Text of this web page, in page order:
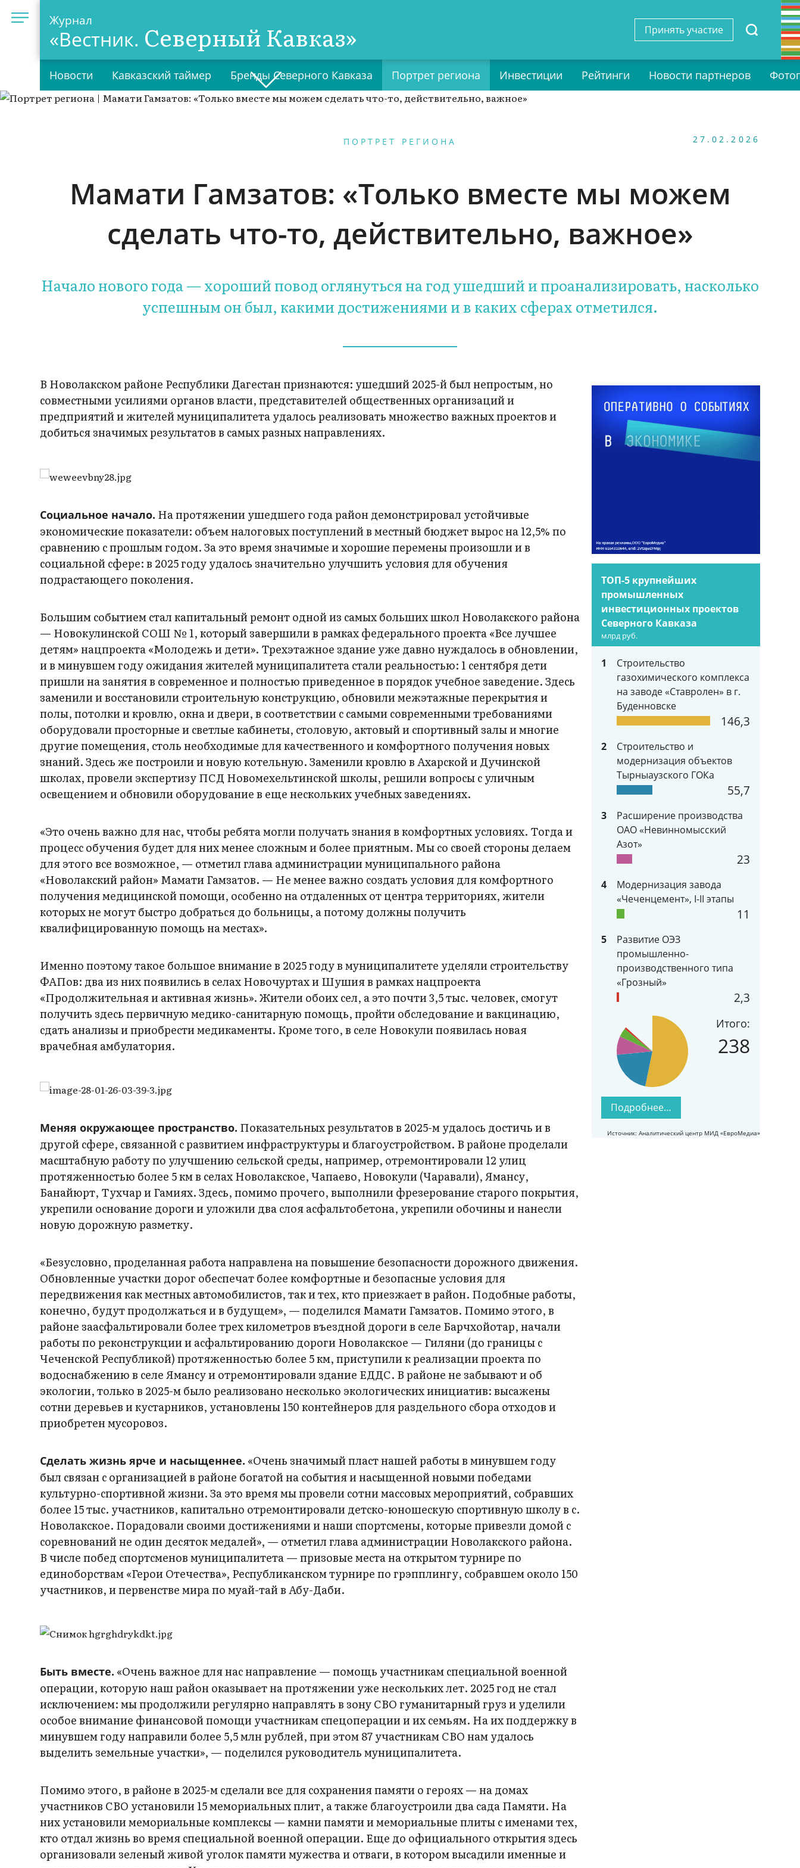
Журнал
«Вестник. Северный Кавказ» Принять участие
Новости Кавказский таймер Бренды Северного Кавказа Портрет региона Инвестиции Рейтинги Новости партнеров
ПОРТРЕТ РЕГИОНА 27.02.2026
Мамати Гамзатов: «Только вместе мы можем
сделать что-то, действительно, важное»
Начало нового года — хороший повод оглянуться на год ушедший и проанализировать, насколько
успешным он был, какими достижениями и в каких сферах отметился.
В Новолакском районе Республики Дагестан признаются: ушедший 2025-й был непростым, но
совместными усилиями органов власти, представителей общественных организаций и
предприятий и жителей муниципалитета удалось реализовать множество важных проектов и
добиться значимых результатов в самых разных направлениях.
Социальное начало. На протяжении ушедшего года район демонстрировал устойчивые
экономические показатели: объем налоговых поступлений в местный бюджет вырос на 12,5% по
сравнению с прошлым годом. За это время значимые и хорошие перемены произошли и в
социальной сфере: в 2025 году удалось значительно улучшить условия для обучения
подрастающего поколения.
Большим событием стал капитальный ремонт одной из самых больших школ Новолакского района
— Новокулинской СОШ № 1, который завершили в рамках федерального проекта «Все лучшее
детям» нацпроекта «Молодежь и дети». Трех­этажное здание уже давно нуждалось в обновлении,
и в минувшем году ожидания жителей муниципалитета стали реальностью: 1 сентября дети
пришли на занятия в современное и полностью приведенное в порядок учебное заведение. Здесь
заменили и восстановили строительную конструкцию, обновили межэтажные перекрытия и
полы, потолки и кровлю, окна и двери, в соответствии с самыми современными требованиями
оборудовали просторные и светлые кабинеты, столовую, актовый и спортивный залы и многие
другие помещения, столь необходимые для качественного и комфортного получения новых
знаний. Здесь же построили и новую котельную. Заменили кровлю в Ахарской и Дучинской
школах, провели экспертизу ПСД Новомехельтинской школы, решили вопросы с уличным
освещением и обновили оборудование в еще нескольких учебных заведениях.
«Это очень важно для нас, чтобы ребята могли получать знания в комфортных условиях. Тогда и
процесс обучения будет для них менее сложным и более приятным. Мы со своей стороны делаем
для этого все возможное, — отметил глава администрации муниципального района
«Новолакский район» Мамати Гамзатов. — Не менее важно создать условия для комфортного
получения медицинской помощи, особенно на отдаленных от центра территориях, жители
которых не могут быстро добраться до больницы, а потому должны получить
квалифицированную помощь на местах».
Именно поэтому такое большое внимание в 2025 году в муниципалитете уделяли строительству
ФАПов: два из них появились в селах Новочуртах и Шушия в рамках нацпроекта
«Продолжительная и активная жизнь». Жители обоих сел, а это почти 3,5 тыс. человек, смогут
получить здесь первичную медико-санитарную помощь, пройти обследование и вакцинацию,
сдать анализы и приобрести медикаменты. Кроме того, в селе Новокули появилась новая
врачебная амбулатория.
Меняя окружающее пространство. Показательных результатов в 2025-м удалось достичь и в
другой сфере, связанной с развитием инфраструктуры и благоустройством. В районе проделали
масштабную работу по улучшению сельской среды, например, отремонтировали 12 улиц
протяженностью более 5 км в селах Новолакское, Чапаево, Новокули (Чаравали), Ямансу,
Банайюрт, Тухчар и Гамиях. Здесь, помимо прочего, выполнили фрезерование старого покрытия,
укрепили основание дороги и уложили два слоя асфальтобетона, укрепили обочины и нанесли
новую дорожную разметку.
«Безусловно, проделанная работа направлена на повышение безопасности дорожного движения.
Обновленные участки дорог обеспечат более комфортные и бе­зопасные условия для
передвижения как местных автомобилистов, так и тех, кто приезжает в район. Подобные работы,
конечно, будут продолжаться и в будущем», — поделился Мамати Гамзатов. Помимо этого, в
районе заасфальтировали более трех километров въездной дороги в селе Барчхойотар, начали
работы по реконструкции и асфальтированию дороги Новолакское — Гиляни (до границы с
Чеченской Республикой) протяженностью более 5 км, приступили к реализации проекта по
водоснабжению в селе Ямансу и отремонтировали здание ЕДДС. В районе не забывают и об
экологии, только в 2025-м было реализовано несколько экологических инициатив: высажены
сотни деревьев и кустарников, установлены 150 контейнеров для раздельного сбора отходов и
приобретен мусоровоз.
Сделать жизнь ярче и насыщеннее. «Очень значимый пласт нашей работы в минувшем году
был связан с организацией в районе богатой на события и насыщенной новыми победами
культурно-спортивной жизни. За это время мы провели сотни массовых мероприятий, собравших
более 15 тыс. участников, капитально отремонтировали детско-юношескую спортивную школу в с.
Новолакское. Порадовали своими достижениями и наши спортсмены, которые привезли домой с
соревнований не один десяток медалей», — отметил глава администрации Новолакского района.
В числе побед спортсменов муниципалитета — призовые места на открытом турнире по
единоборствам «Герои Отечества», Республиканском турнире по грэпплингу, собравшем около 150
участников, и первенстве мира по муай-тай в Абу-Даби.
Быть вместе. «Очень важное для нас направление — помощь участникам специальной военной
операции, которую наш район оказывает на протяжении уже нескольких лет. 2025 год не стал
исключением: мы продолжили регулярно направлять в зону СВО гуманитарный груз и уделили
особое внимание финансовой помощи участникам спецоперации и их семьям. На их поддержку в
минувшем году направили более 5,5 млн рублей, при этом 87 участникам СВО нам удалось
выделить земельные участки», — поделился руководитель муниципалитета.
Помимо этого, в районе в 2025-м сделали все для сохранения памяти о героях — на домах
участников СВО установили 15 мемориальных плит, а также благоустроили два сада Памяти. На
них установили мемориальные комплексы — камни памяти и мемориальные плиты с именами тех,
кто отдал жизнь во время специальной военной операции. Еще до официального открытия здесь
организовали зеленый живой уголок памяти мужества и отваги, в котором высадили именные и
ТОП-5 крупнейших
промышленных
инвестиционных проектов
Северного Кавказа
млрд руб.
1
Строительство
газохимического комплекса
на заводе «Ставролен» в г.
Буденновске
146,3
2
Строительство и
модернизация объектов
Тырныаузского ГОКа
55,7
3
Расширение производства
ОАО «Невинномысский
Азот»
23
4
Модернизация завода
«Чеченцемент», I-II этапы
11
5
Развитие ОЭЗ
промышленно-
производственного типа
«Грозный»
2,3
Итого:
238
Подробнее…
Источник: Аналитический центр МИД «ЕвроМедиа»